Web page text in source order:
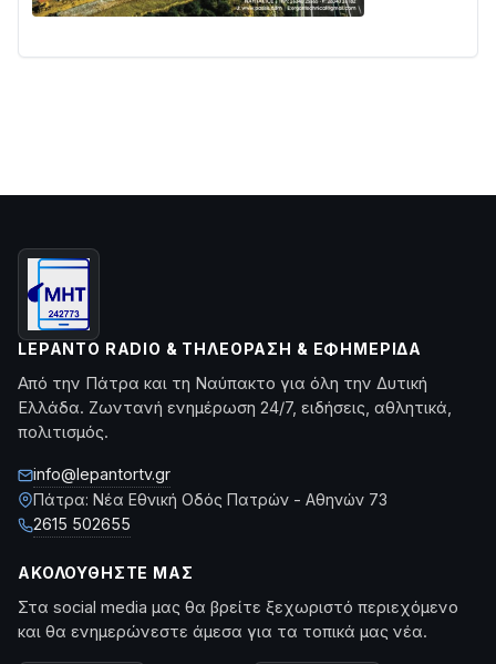
LEPANTO RADIO & ΤΗΛΕΌΡΑΣΗ & ΕΦΗΜΕΡΊΔΑ
Από την Πάτρα και τη Ναύπακτο για όλη την Δυτική
Ελλάδα. Ζωντανή ενημέρωση 24/7, ειδήσεις, αθλητικά,
πολιτισμός.
info@lepantortv.gr
Πάτρα: Νέα Εθνική Οδός Πατρών - Αθηνών 73
2615 502655
ΑΚΟΛΟΥΘΉΣΤΕ ΜΑΣ
Στα social media μας θα βρείτε ξεχωριστό περιεχόμενο
και θα ενημερώνεστε άμεσα για τα τοπικά μας νέα.